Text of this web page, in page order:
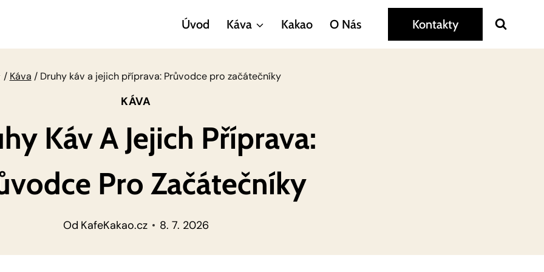
Úvod Káva Kakao O Nás Kontakty
/ Káva / Druhy káv a jejich příprava: Průvodce pro začátečníky
KÁVA
Káv A Jejich Příprava:
Pro Začátečníky
Od KafeKakao.cz 8. 7. 2026